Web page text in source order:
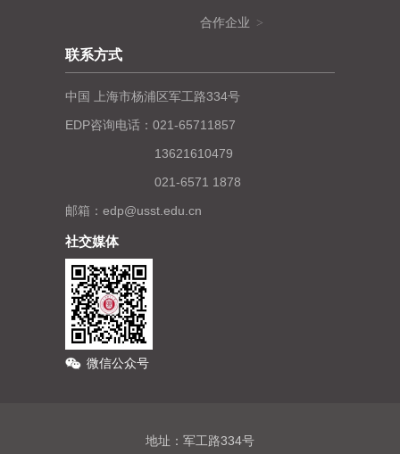
合作企业
联系方式
中国 上海市杨浦区军工路334号
EDP咨询电话：021-65711857
13621610479
021-6571 1878
邮箱：edp@usst.edu.cn
社交媒体
微信公众号
地址：军工路334号